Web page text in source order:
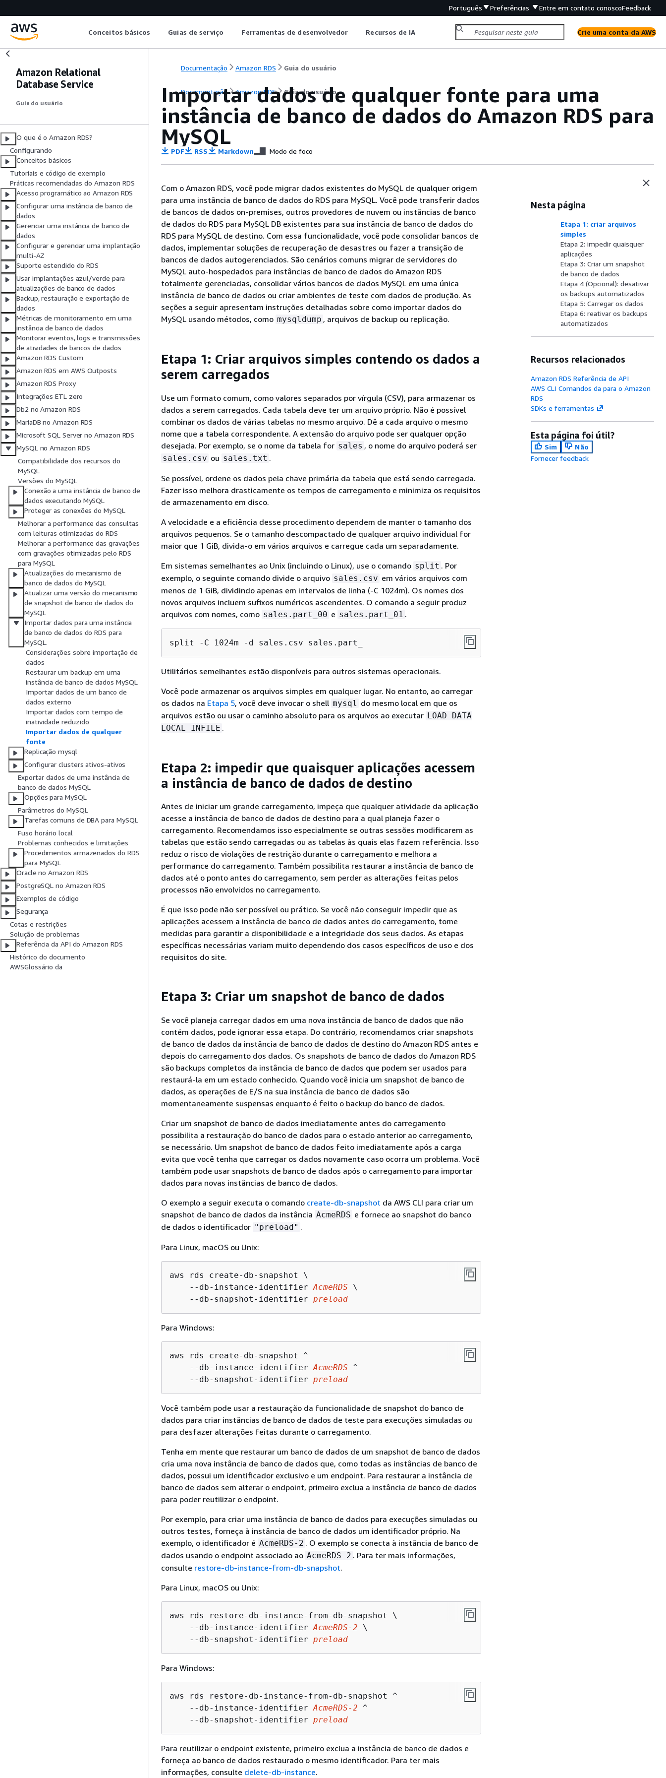
Português Preferências Entre em contato conoscoFeedback
Conceitos básicos Guias de serviço Ferramentas de desenvolvedor Recursos de IA Crie uma conta da AWS
Amazon Relational
Database Service
Guia do usuário
O que é o Amazon RDS?
Configurando
Conceitos básicos
Tutoriais e código de exemplo
Práticas recomendadas do Amazon RDS
Acesso programático ao Amazon RDS
Configurar uma instância de banco de
dados
Gerenciar uma instância de banco de
dados
Configurar e gerenciar uma implantação
multi-AZ
Suporte estendido do RDS
Usar implantações azul/verde para
atualizações de banco de dados
Backup, restauração e exportação de
dados
Métricas de monitoramento em uma
instância de banco de dados
Monitorar eventos, logs e transmissões
de atividades de bancos de dados
Amazon RDS Custom
Amazon RDS em AWS Outposts
Amazon RDS Proxy
Integrações ETL zero
Db2 no Amazon RDS
MariaDB no Amazon RDS
Microsoft SQL Server no Amazon RDS
MySQL no Amazon RDS
Compatibilidade dos recursos do
MySQL
Versões do MySQL
Conexão a uma instância de banco de
dados executando MySQL
Proteger as conexões do MySQL
Melhorar a performance das consultas
com leituras otimizadas do RDS
Melhorar a performance das gravações
com gravações otimizadas pelo RDS
para MySQL
Atualizações do mecanismo de
banco de dados do MySQL
Atualizar uma versão do mecanismo
de snapshot de banco de dados do
MySQL
Importar dados para uma instância
de banco de dados do RDS para
MySQL.
Considerações sobre importação de
dados
Restaurar um backup em uma
instância de banco de dados MySQL
Importar dados de um banco de
dados externo
Importar dados com tempo de
inatividade reduzido
Importar dados de qualquer
fonte
Replicação mysql
Configurar clusters ativos-ativos
Exportar dados de uma instância de
banco de dados MySQL
Opções para MySQL
Parâmetros do MySQL
Tarefas comuns de DBA para MySQL
Fuso horário local
Problemas conhecidos e limitações
Procedimentos armazenados do RDS
para MySQL
Oracle no Amazon RDS
PostgreSQL no Amazon RDS
Exemplos de código
Segurança
Cotas e restrições
Solução de problemas
Referência da API do Amazon RDS
Histórico do documento
AWSGlossário da
Documentação Amazon RDS Guia do usuário
Documentação Amazon RDS Guia do usuário
Importar dados de qualquer fonte para uma
instância de banco de dados do Amazon RDS para
MySQL
PDF RSS Markdown Modo de foco
Com o Amazon RDS, você pode migrar dados existentes do MySQL de qualquer origem
para uma instância de banco de dados do RDS para MySQL. Você pode transferir dados
de bancos de dados on-premises, outros provedores de nuvem ou instâncias de banco
de dados do RDS para MySQL DB existentes para sua instância de banco de dados do
RDS para MySQL de destino. Com essa funcionalidade, você pode consolidar bancos de
dados, implementar soluções de recuperação de desastres ou fazer a transição de
bancos de dados autogerenciados. São cenários comuns migrar de servidores do
MySQL auto-hospedados para instâncias de banco de dados do Amazon RDS
totalmente gerenciadas, consolidar vários bancos de dados MySQL em uma única
instância de banco de dados ou criar ambientes de teste com dados de produção. As
seções a seguir apresentam instruções detalhadas sobre como importar dados do
MySQL usando métodos, como mysqldump , arquivos de backup ou replicação.
Etapa 1: Criar arquivos simples contendo os dados a
serem carregados
Use um formato comum, como valores separados por vírgula (CSV), para armazenar os
dados a serem carregados. Cada tabela deve ter um arquivo próprio. Não é possível
combinar os dados de várias tabelas no mesmo arquivo. Dê a cada arquivo o mesmo
nome que a tabela correspondente. A extensão do arquivo pode ser qualquer opção
desejada. Por exemplo, se o nome da tabela for sales , o nome do arquivo poderá ser
sales.csv ou sales.txt .
Se possível, ordene os dados pela chave primária da tabela que está sendo carregada.
Fazer isso melhora drasticamente os tempos de carregamento e minimiza os requisitos
de armazenamento em disco.
A velocidade e a eficiência desse procedimento dependem de manter o tamanho dos
arquivos pequenos. Se o tamanho descompactado de qualquer arquivo individual for
maior que 1 GiB, divida-o em vários arquivos e carregue cada um separadamente.
Em sistemas semelhantes ao Unix (incluindo o Linux), use o comando split . Por
exemplo, o seguinte comando divide o arquivo sales.csv em vários arquivos com
menos de 1 GiB, dividindo apenas em intervalos de linha (-C 1024m). Os nomes dos
novos arquivos incluem sufixos numéricos ascendentes. O comando a seguir produz
arquivos com nomes, como sales.part_00 e sales.part_01 .
split -C 1024m -d sales.csv sales.part_
Utilitários semelhantes estão disponíveis para outros sistemas operacionais.
Você pode armazenar os arquivos simples em qualquer lugar. No entanto, ao carregar
os dados na Etapa 5, você deve invocar o shell mysql
do mesmo local em que os
arquivos estão ou usar o caminho absoluto para os arquivos ao executar LOAD DATA
LOCAL INFILE .
Etapa 2: impedir que quaisquer aplicações acessem
a instância de banco de dados de destino
Antes de iniciar um grande carregamento, impeça que qualquer atividade da aplicação
acesse a instância de banco de dados de destino para a qual planeja fazer o
carregamento. Recomendamos isso especialmente se outras sessões modificarem as
tabelas que estão sendo carregadas ou as tabelas às quais elas fazem referência. Isso
reduz o risco de violações de restrição durante o carregamento e melhora a
performance do carregamento. Também possibilita restaurar a instância de banco de
dados até o ponto antes do carregamento, sem perder as alterações feitas pelos
processos não envolvidos no carregamento.
É que isso pode não ser possível ou prático. Se você não conseguir impedir que as
aplicações acessem a instância de banco de dados antes do carregamento, tome
medidas para garantir a disponibilidade e a integridade dos seus dados. As etapas
específicas necessárias variam muito dependendo dos casos específicos de uso e dos
requisitos do site.
Etapa 3: Criar um snapshot de banco de dados
Se você planeja carregar dados em uma nova instância de banco de dados que não
contém dados, pode ignorar essa etapa. Do contrário, recomendamos criar snapshots
de banco de dados da instância de banco de dados de destino do Amazon RDS antes e
depois do carregamento dos dados. Os snapshots de banco de dados do Amazon RDS
são backups completos da instância de banco de dados que podem ser usados para
restaurá-la em um estado conhecido. Quando você inicia um snapshot de banco de
dados, as operações de E/S na sua instância de banco de dados são
momentaneamente suspensas enquanto é feito o backup do banco de dados.
Criar um snapshot de banco de dados imediatamente antes do carregamento
possibilita a restauração do banco de dados para o estado anterior ao carregamento,
se necessário. Um snapshot de banco de dados feito imediatamente após a carga
evita que você tenha que carregar os dados novamente caso ocorra um problema. Você
também pode usar snapshots de banco de dados após o carregamento para importar
dados para novas instâncias de banco de dados.
O exemplo a seguir executa o comando create-db-snapshot da AWS CLI para criar um
snapshot de banco de dados da instância AcmeRDS e fornece ao snapshot do banco
de dados o identificador "preload" .
Para Linux, macOS ou Unix:
aws rds create-db-snapshot \
    --db-instance-identifier
AcmeRDS \
    --db-snapshot-identifier
preload
Para Windows:
aws rds create-db-snapshot ^
    --db-instance-identifier
AcmeRDS ^
    --db-snapshot-identifier
preload
Você também pode usar a restauração da funcionalidade de snapshot do banco de
dados para criar instâncias de banco de dados de teste para execuções simuladas ou
para desfazer alterações feitas durante o carregamento.
Tenha em mente que restaurar um banco de dados de um snapshot de banco de dados
cria uma nova instância de banco de dados que, como todas as instâncias de banco de
dados, possui um identificador exclusivo e um endpoint. Para restaurar a instância de
banco de dados sem alterar o endpoint, primeiro exclua a instância de banco de dados
para poder reutilizar o endpoint.
Por exemplo, para criar uma instância de banco de dados para execuções simuladas ou
outros testes, forneça à instância de banco de dados um identificador próprio. Na
exemplo, o identificador é AcmeRDS-2 . O exemplo se conecta à instância de banco de
dados usando o endpoint associado ao AcmeRDS-2 . Para ter mais informações,
consulte restore-db-instance-from-db-snapshot.
Para Linux, macOS ou Unix:
aws rds restore-db-instance-from-db-snapshot \
    --db-instance-identifier
AcmeRDS-2 \
    --db-snapshot-identifier
preload
Para Windows:
aws rds restore-db-instance-from-db-snapshot ^
    --db-instance-identifier
AcmeRDS-2 ^
    --db-snapshot-identifier
preload
Para reutilizar o endpoint existente, primeiro exclua a instância de banco de dados e
forneça ao banco de dados restaurado o mesmo identificador. Para ter mais
informações, consulte delete-db-instance.
Nesta página
Etapa 1: criar arquivos
simples
Etapa 2: impedir quaisquer
aplicações
Etapa 3: Criar um snapshot
de banco de dados
Etapa 4 (Opcional): desativar
os backups automatizados
Etapa 5: Carregar os dados
Etapa 6: reativar os backups
automatizados
Recursos relacionados
Amazon RDS Referência de API
AWS CLI Comandos da para o Amazon
RDS
SDKs e ferramentas
Esta página foi útil?
Sim
Não
Fornecer feedback